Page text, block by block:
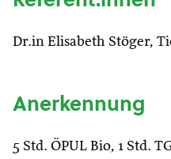
Dr.in Elisabeth Stöger,
Anerkennung
5 Std. ÖPUL Bio, 1 Std.